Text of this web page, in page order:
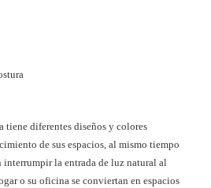
tiene diferentes diseños y colores
de sus espacios, al mismo tiempo
la entrada de luz natural al
o su oficina se conviertan en espacios